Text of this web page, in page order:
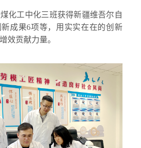
化工中化三班获得新疆维吾尔自
成果6项等，用实实在在的创新
效贡献力量。